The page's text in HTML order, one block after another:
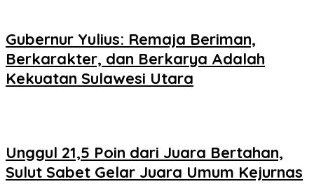
Gubernur Yulius: Remaja Beriman,
Berkarakter, dan Berkarya Adalah
Kekuatan Sulawesi Utara
Unggul 21,5 Poin dari Juara Bertahan,
Sulut Sabet Gelar Juara Umum Kejurnas